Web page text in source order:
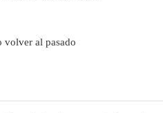
volver al pasado